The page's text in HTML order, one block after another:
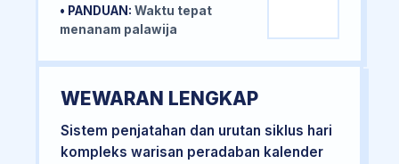
• PANDUAN: Waktu tepat
menanam palawija
WEWARAN LENGKAP
Sistem penjatahan dan urutan siklus hari
kompleks warisan peradaban kalender